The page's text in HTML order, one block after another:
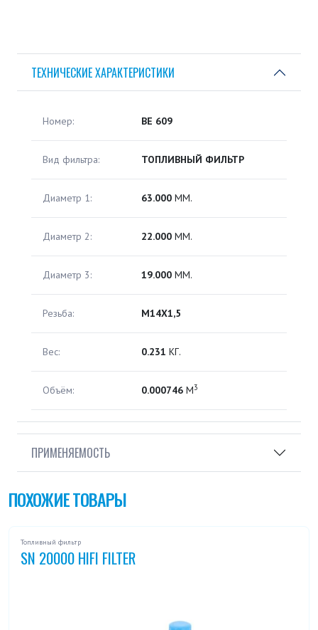
ТЕХНИЧЕСКИЕ ХАРАКТЕРИСТИКИ
Номер: BE 609
Вид фильтра: ТОПЛИВНЫЙ ФИЛЬТР
Диаметр 1: 63.000 ММ.
Диаметр 2: 22.000 ММ.
Диаметр 3: 19.000 ММ.
Резьба: M14X1,5
Вес: 0.231 КГ.
Объём: 0.000746 М3
ПРИМЕНЯЕМОСТЬ
ПОХОЖИЕ ТОВАРЫ
Топливный фильтр
SN 20000 HIFI FILTER